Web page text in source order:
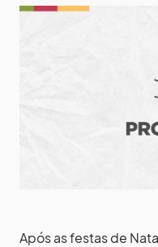
Após as festas de